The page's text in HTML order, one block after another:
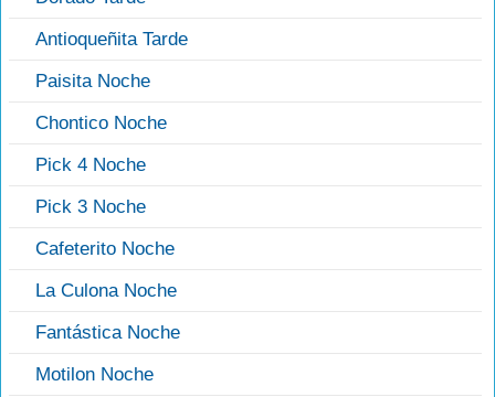
Antioqueñita Tarde
Paisita Noche
Chontico Noche
Pick 4 Noche
Pick 3 Noche
Cafeterito Noche
La Culona Noche
Fantástica Noche
Motilon Noche